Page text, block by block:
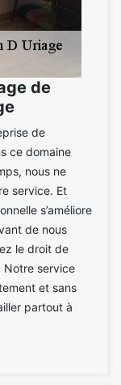
de
de
ce domaine
nous ne
service. Et
s’améliore
de nous
le droit de
Notre service
et sans
partout à